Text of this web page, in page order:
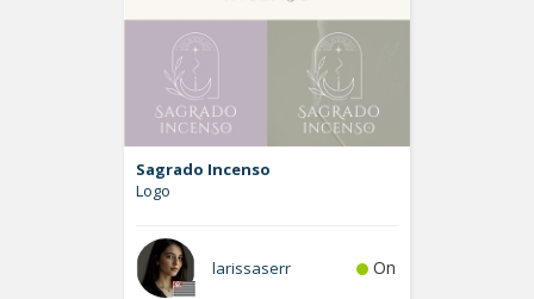
Sagrado Incenso
Logo
larissaserr On